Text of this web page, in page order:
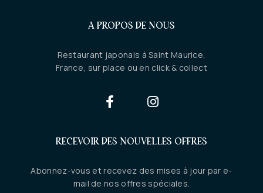
A PROPOS DE NOUS
Restaurant japonais à Saint Maurice,
France, sur place ou en click & collect
RECEVOIR DES NOUVELLES OFFRES
Abonnez-vous et recevez des mises à jour par e-
mail de nos offres spéciales.